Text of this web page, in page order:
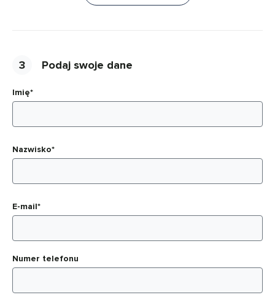
3 Podaj swoje dane
Imię*
Nazwisko*
E-mail*
Numer telefonu